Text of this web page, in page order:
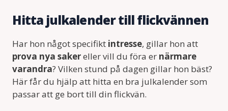
Hitta julkalender till flickvännen
Har hon något specifikt intresse, gillar hon att
prova nya sakereller vill du föra er närmare
varandra? Vilken stund på dagen gillar hon bäst?
Här får du hjälp att hitta en bra julkalender som
passar att ge bort till din flickvän.